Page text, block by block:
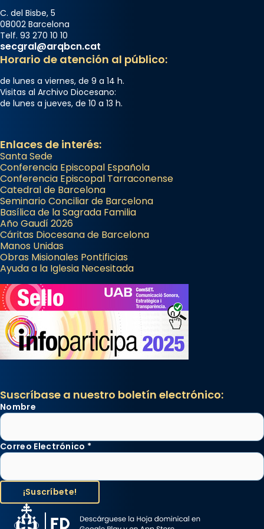
C. del Bisbe, 5
08002 Barcelona
Telf. 93 270 10 10
secgral@arqbcn.cat
Horario de atención al público:
de lunes a viernes, de 9 a 14 h.
Visitas al Archivo Diocesano:
de lunes a jueves, de 10 a 13 h.
Enlaces de interés:
Santa Sede
Conferencia Episcopal Española
Conferencia Episcopal Tarraconense
Catedral de Barcelona
Seminario Conciliar de Barcelona
Basílica de la Sagrada Familia
Año Gaudí 2026
Cáritas Diocesana de Barcelona
Manos Unidas
Obras Misionales Pontificias
Ayuda a la Iglesia Necesitada
Suscríbase a nuestro boletín electrónico:
Nombre
Correo Electrónico *